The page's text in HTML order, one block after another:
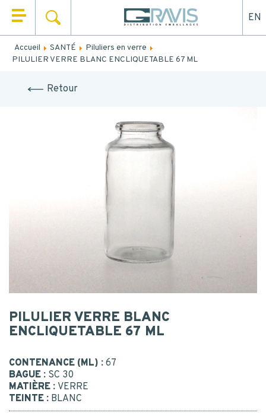
QUI SOMMES NOUS ?
NOS PRODUITS
NOS SERVICES
ACTUALITÉS
Ou appelez-nous : 02 41 96 90 10
RECHERCHER
EN
Accueil SANTÉ
Piluliers en verre
PILULIER VERRE BLANC ENCLIQUETABLE 67 ML
Retour
PILULIER VERRE BLANC
ENCLIQUETABLE 67 ML
CONTENANCE (ML) : 67
BAGUE : SC 30
MATIÈRE : VERRE
TEINTE : BLANC
Remplissez le formulaire ci-dessous pour être rappelé ou
contacté par mail.
NOM
MESSAGE
Je consens à la collecte, au traitement et à l'utilisation
de mes données personnelles. *
Oui